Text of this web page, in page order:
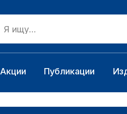
Акции Публикации